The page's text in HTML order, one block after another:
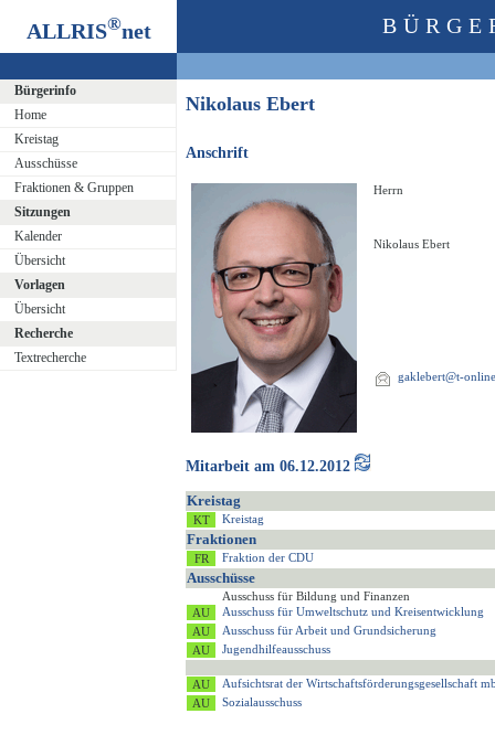
ALLRIS®net
Bürgerinfo
Home
Kreistag
Ausschüsse
Fraktionen & Gruppen
Sitzungen
Kalender
Übersicht
Vorlagen
Übersicht
Recherche
Textrecherche
Nikolaus Ebert
Anschrift
Herrn
Nikolaus Ebert
gaklebert@t-
Mitarbeit am 06.12.2012
Kreistag
Kreistag
Fraktionen
Fraktion der CDU
Ausschüsse
Ausschuss für Bildung und Finanzen
Ausschuss für Umweltschutz und Kreisentwicklung
Ausschuss für Arbeit und Grundsicherung
Jugendhilfeausschuss
Aufsichtsrat der Wirtschaftsförderungsgesellschaft
Sozialausschuss